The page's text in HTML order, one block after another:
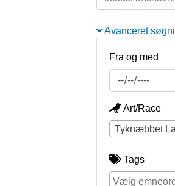
Avanceret
Fra og med
Art/Race
Tags